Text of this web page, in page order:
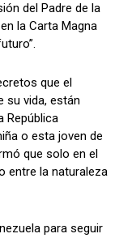
del Padre de la
la Carta Magna
que el
su vida, están
República
o esta joven de
que solo en el
entre la naturaleza
para seguir